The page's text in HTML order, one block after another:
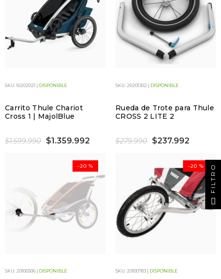
SKU: 10202021 | DISPONIBLE
Carrito Thule Chariot
Cross 1 | MajolBlue
$1.599.990 $1.359.992
SKU: 20201302 | DISPONIBLE
Rueda de Trote para Thule
CROSS 2 LITE 2
$279.990 $237.992
SKU: 20100506 | DISPONIBLE
-20 %
SKU: 20100783 | DISPONIBLE
-20 % FILTRO